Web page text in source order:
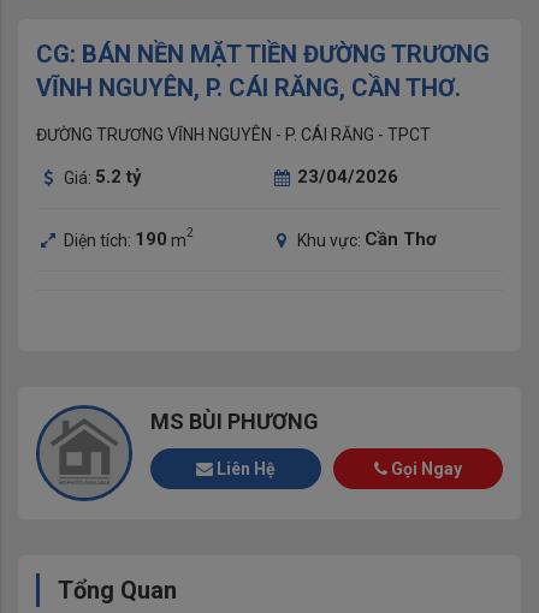
CG: BÁN NỀN MẶT TIỀN ĐƯỜNG TRƯƠNG
VĨNH NGUYÊN, P. CÁI RĂNG, CẦN THƠ.
ĐƯỜNG TRƯƠNG VĨNH NGUYÊN - P. CÁI RĂNG - TPCT
Giá: 5.2 tỷ 23/04/2026
Diện tích: 190 m2 Khu vực: Cần Thơ
MS BÙI PHƯƠNG
Liên Hệ Gọi Ngay
Tổng Quan